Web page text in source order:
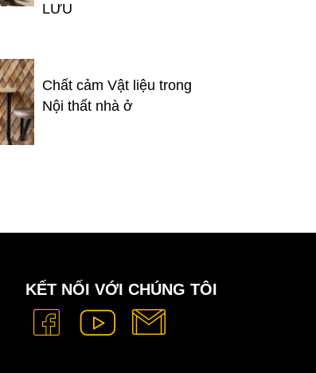
LƯU
Chất cảm Vật liệu trong
Nội thất nhà ở
KẾT NỐI VỚI CHÚNG TÔI